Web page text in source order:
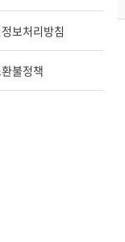
보처리방침
불정책